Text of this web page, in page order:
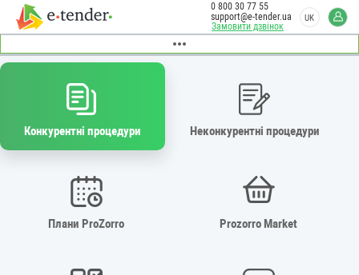
Замовити дзвінок
0 800 30 77 55
support@e-tender.ua
UK
Конкурентні процедури Неконкурентні процедури
Плани ProZorro Prozorro Market